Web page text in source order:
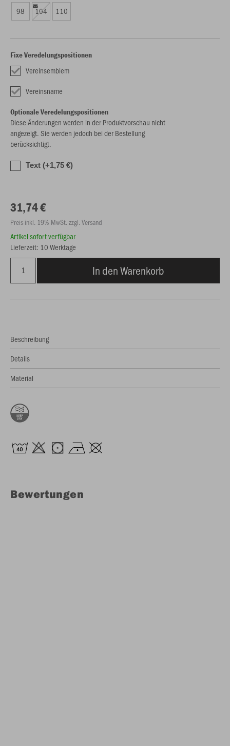
98 104 110
Fixe Veredelungspositionen
Vereinsemblem
Vereinsname
Optionale Veredelungspositionen
Diese Änderungen werden in der Produktvorschau nicht
angezeigt. Sie werden jedoch bei der Bestellung
berücksichtigt.
Text (+1,75 €)
31,74 €
Preis inkl. 19% MwSt. zzgl. Versand
Artikel sofort verfügbar
Lieferzeit: 10 Werktage
In den Warenkorb
Beschreibung
Details
Material
Bewertungen